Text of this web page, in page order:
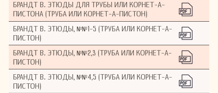
БРАНДТ В. ЭТЮДЫ ДЛЯ ТРУБЫ ИЛИ КОРНЕТ-А-
ПИСТОНА (ТРУБА ИЛИ КОРНЕТ-А-ПИСТОН)
БРАНДТ В. ЭТЮДЫ, №№1-5 (ТРУБА ИЛИ КОРНЕТ-А-
ПИСТОН)
БРАНДТ В. ЭТЮДЫ, №№2,3 (ТРУБА ИЛИ КОРНЕТ-А-
ПИСТОН)
БРАНДТ В. ЭТЮДЫ, №№4,5 (ТРУБА ИЛИ КОРНЕТ-А-
ПИСТОН)